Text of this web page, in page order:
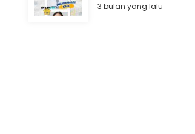
3 bulan yang lalu